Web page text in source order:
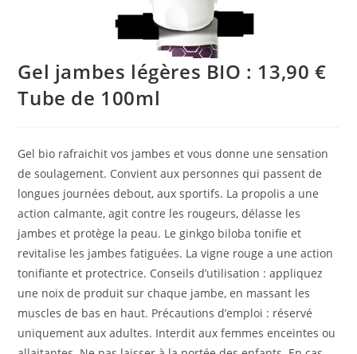
Gel jambes légères BIO : 13,90 €
Tube de 100ml
Gel bio rafraichit vos jambes et vous donne une sensation
de soulagement. Convient aux personnes qui passent de
longues journées debout, aux sportifs. La propolis a une
action calmante, agit contre les rougeurs, délasse les
jambes et protège la peau. Le ginkgo biloba tonifie et
revitalise les jambes fatiguées. La vigne rouge a une action
tonifiante et protectrice. Conseils d’utilisation : appliquez
une noix de produit sur chaque jambe, en massant les
muscles de bas en haut. Précautions d’emploi : réservé
uniquement aux adultes. Interdit aux femmes enceintes ou